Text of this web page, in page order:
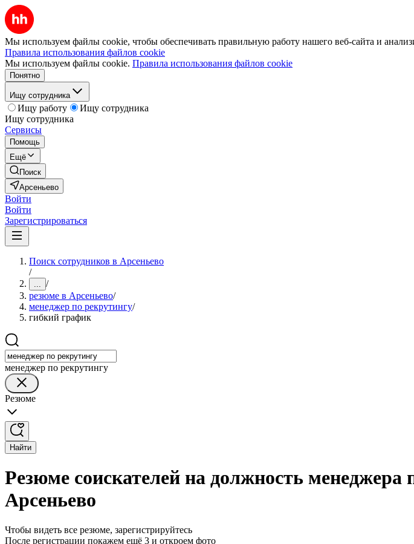
Мы используем файлы cookie, чтобы обеспечивать правильную работу нашего веб-сайта и
Правила использования файлов cookie
Мы используем файлы cookie. Правила использования файлов cookie
Понятно
Ищу сотрудника
Ищу работу
Ищу сотрудника
Ищу сотрудника
Сервисы
Помощь
Ещё
Поиск
Арсеньево
Войти
Войти
Зарегистрироваться
Поиск сотрудников в Арсеньево
/
... /
резюме в Арсеньево/
менеджер по рекрутингу/
гибкий график
менеджер по рекрутингу
Резюме
Найти
Резюме соискателей на должность
Арсеньево
Чтобы видеть все резюме, зарегистрируйтесь
После регистрации покажем ещё 3 и откроем фото